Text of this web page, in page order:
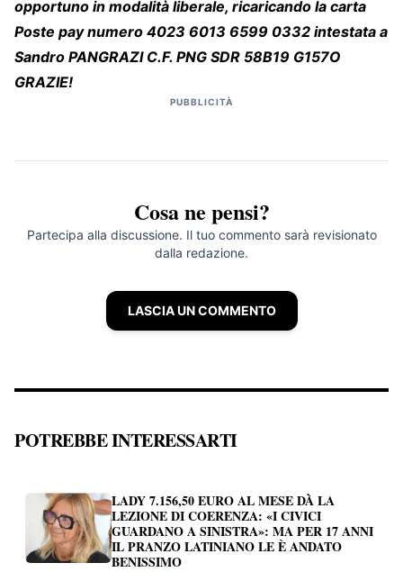
opportuno in modalità liberale, ricaricando la carta
Poste pay numero 4023 6013 6599 0332 intestata a
Sandro PANGRAZI C.F. PNG SDR 58B19 G157O
GRAZIE!
PUBBLICITÀ
Cosa ne pensi?
Partecipa alla discussione. Il tuo commento sarà revisionato
dalla redazione.
LASCIA UN COMMENTO
POTREBBE INTERESSARTI
LADY 7.156,50 EURO AL MESE DÀ LA
LEZIONE DI COERENZA: «I CIVICI
GUARDANO A SINISTRA»: MA PER 17 ANNI
IL PRANZO LATINIANO LE È ANDATO
BENISSIMO